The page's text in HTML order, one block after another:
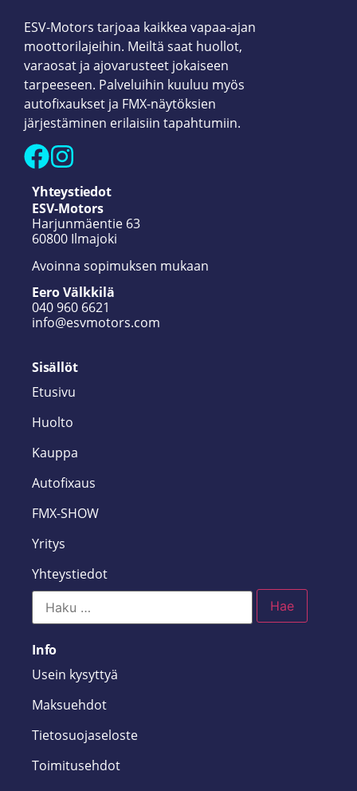
ESV-Motors tarjoaa kaikkea vapaa-ajan
moottorilajeihin. Meiltä saat huollot,
varaosat ja ajovarusteet jokaiseen
tarpeeseen. Palveluihin kuuluu myös
autofixaukset ja FMX-näytöksien
järjestäminen erilaisiin tapahtumiin.
Yhteystiedot
ESV-Motors
Harjunmäentie 63
60800 Ilmajoki
Avoinna sopimuksen mukaan
Eero Välkkilä
040 960 6621
info@esvmotors.com
Sisällöt
Etusivu
Huolto
Kauppa
Autofixaus
FMX-SHOW
Yritys
Yhteystiedot
Info
Usein kysyttyä
Maksuehdot
Tietosuojaseloste
Toimitusehdot